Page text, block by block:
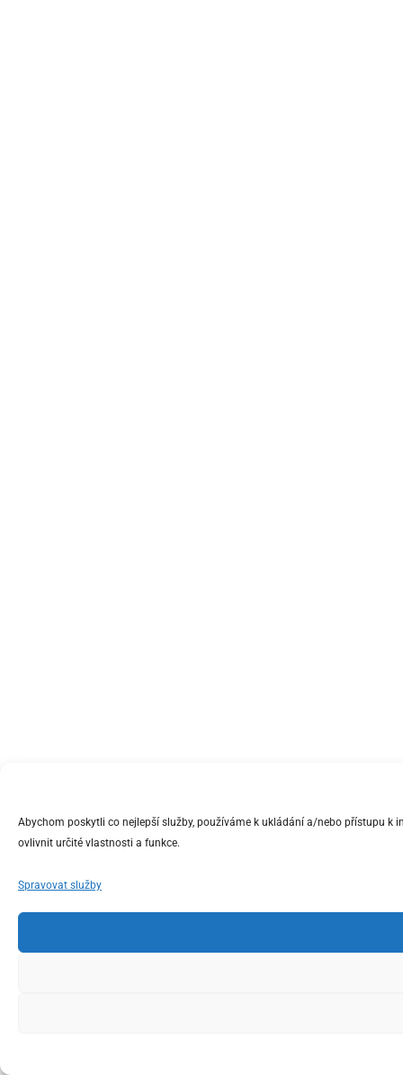
Abychom poskytli co nejlepší služby, používáme k ukládání a/nebo přístupu
ovlivnit určité vlastnosti a funkce.
Spravovat služby